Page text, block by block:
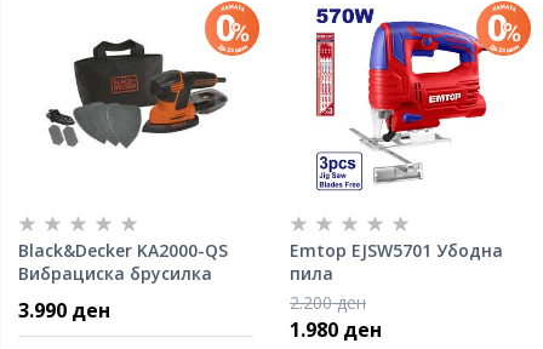
Black&Decker KA2000-QS
Вибрациска брусилка
3.990 ден
Emtop EJSW5701 Убодна
пила
2.200 ден
1.980 ден